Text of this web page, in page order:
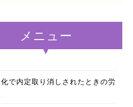
メニュー
で内定取り消しされたときの労